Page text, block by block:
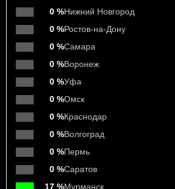
0 %Нижний Новгород
0 %Ростов-на-Дону
0 %Самара
0 %Воронеж
0 %Уфа
0 %Омск
0 %Краснодар
0 %Волгоград
0 %Пермь
0 %Саратов
17 %Мурманск